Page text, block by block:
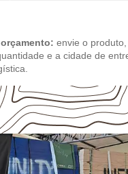
envie o
e a cidade de